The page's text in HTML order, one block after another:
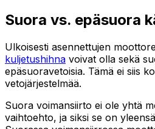
Suora vs. epäsuora
Ulkoisesti asennettujen
kuljetushihna voivat olla sekä
epäsuoravetoisia. Tämä ei siis
vetojärjestelmää.
Suora voimansiirto ei ole yhtä
vaihtoehto, ja siksi se on